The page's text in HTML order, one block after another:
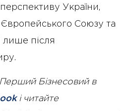
України,
Європейського Союзу та
після
Бізнесовий в
і читайте